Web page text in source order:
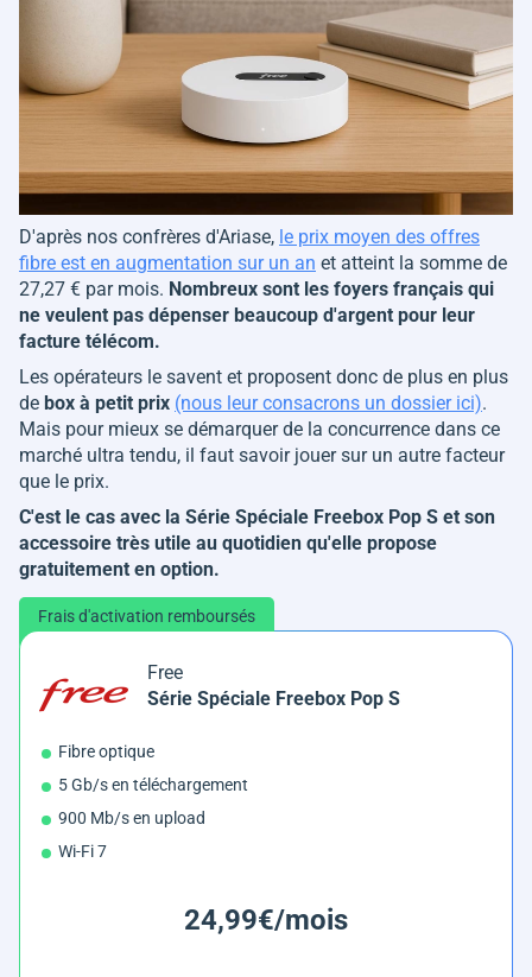
D'après nos confrères d'Ariase, le prix moyen des offres
fibre est en augmentation sur un an et atteint la somme de
27,27 € par mois. Nombreux sont les foyers français qui
ne veulent pas dépenser beaucoup d'argent pour leur
facture télécom.
Les opérateurs le savent et proposent donc de plus en plus
de box à petit prix (nous leur consacrons un dossier ici).
Mais pour mieux se démarquer de la concurrence dans ce
marché ultra tendu, il faut savoir jouer sur un autre facteur
que le prix.
C'est le cas avec la Série Spéciale Freebox Pop S et son
accessoire très utile au quotidien qu'elle propose
gratuitement en option.
Frais d'activation remboursés
Free
Série Spéciale Freebox Pop S
Fibre optique
5 Gb/s en téléchargement
900 Mb/s en upload
Wi-Fi 7
24,99€/mois